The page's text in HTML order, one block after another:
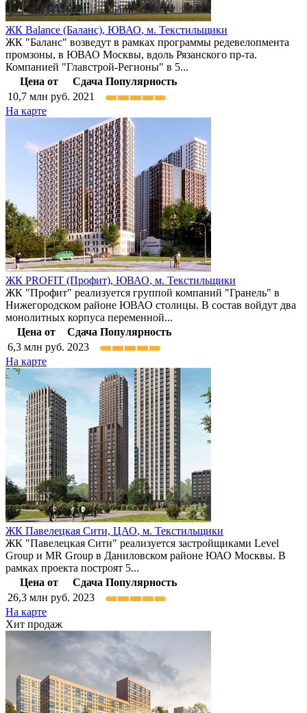
ЖК Balance (Баланс), ЮВАО, м. Текстильщики
ЖК "Баланс" возведут в рамках программы редевелопмента
промзоны, в ЮВАО Москвы, вдоль Рязанского пр-та.
Компанией "Главстрой-Регионы" в 5...
Цена от
Сдача Популярность
10,7 млн руб. 2021
На карте
ЖК PROFIT (Профит), ЮВАО, м. Текстильщики
ЖК "Профит" реализуется группой компаний "Гранель" в
Нижегородском районе ЮВАО столицы. В состав войдут два
монолитных корпуса переменной...
Цена от
Сдача Популярность
6,3 млн руб. 2023
На карте
ЖК Павелецкая Сити, ЦАО, м. Текстильщики
ЖК "Павелецкая Сити" реализуется застройщиками Level
Group и MR Group в Даниловском районе ЮАО Москвы. В
рамках проекта построят 5...
Цена от
Сдача Популярность
26,3 млн руб. 2023
На карте
Хит продаж